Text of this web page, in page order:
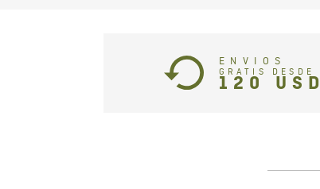
ENVIOS
GRATIS DESDE
120 USD